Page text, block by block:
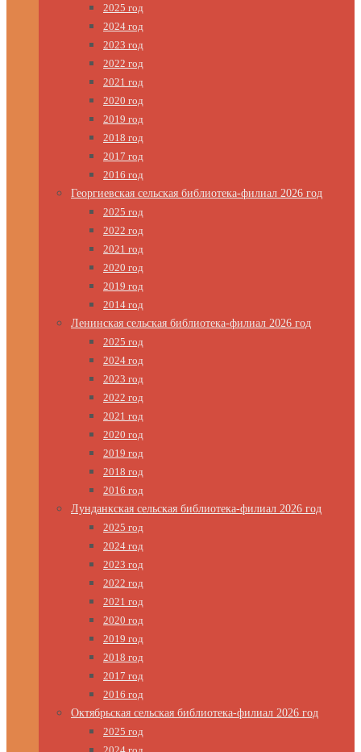
2025 год
2024 год
2023 год
2022 год
2021 год
2020 год
2019 год
2018 год
2017 год
2016 год
Георгиевская сельская библиотека-филиал 2026 год
2025 год
2022 год
2021 год
2020 год
2019 год
2014 год
Ленинская сельская библиотека-филиал 2026 год
2025 год
2024 год
2023 год
2022 год
2021 год
2020 год
2019 год
2018 год
2016 год
Лунданкская сельская библиотека-филиал 2026 год
2025 год
2024 год
2023 год
2022 год
2021 год
2020 год
2019 год
2018 год
2017 год
2016 год
Октябрьская сельская библиотека-филиал 2026 год
2025 год